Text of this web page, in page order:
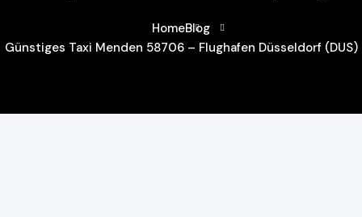
HomeBlog
Günstiges Taxi Menden 58706 – Flughafen Düsseldorf (DUS)